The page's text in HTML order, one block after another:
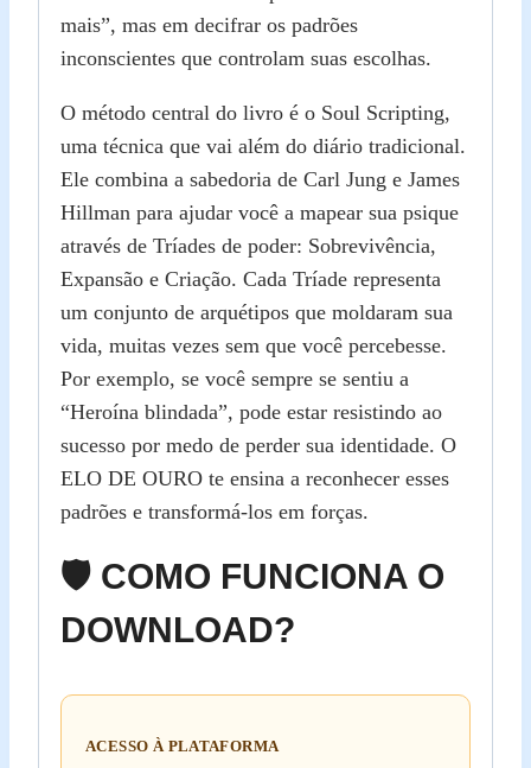
mais”, mas em decifrar os padrões
inconscientes que controlam suas escolhas.
O método central do livro é o Soul Scripting,
uma técnica que vai além do diário tradicional.
Ele combina a sabedoria de Carl Jung e James
Hillman para ajudar você a mapear sua psique
através de Tríades de poder: Sobrevivência,
Expansão e Criação. Cada Tríade representa
um conjunto de arquétipos que moldaram sua
vida, muitas vezes sem que você percebesse.
Por exemplo, se você sempre se sentiu a
“Heroína blindada”, pode estar resistindo ao
sucesso por medo de perder sua identidade. O
ELO DE OURO te ensina a reconhecer esses
padrões e transformá-los em forças.
🛡️ COMO FUNCIONA O
DOWNLOAD?
ACESSO À PLATAFORMA